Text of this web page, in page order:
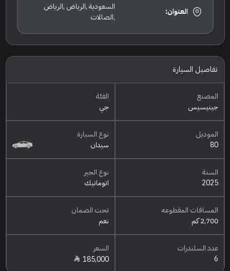
العنوان:
السعودية ,الرياض ,الرياض
,الصالات
تفاصيل السيارة
المصنع
جينيسيس
الفئة
جي
الموديل
80
نوع السيارة
سيدان
السنة
2025
نوع الجير
اتوماتيك
المسافات المقطوعه
2,700 كم
تحت الضمان
نعم
عدد السلندرات
6
السعر
185,000